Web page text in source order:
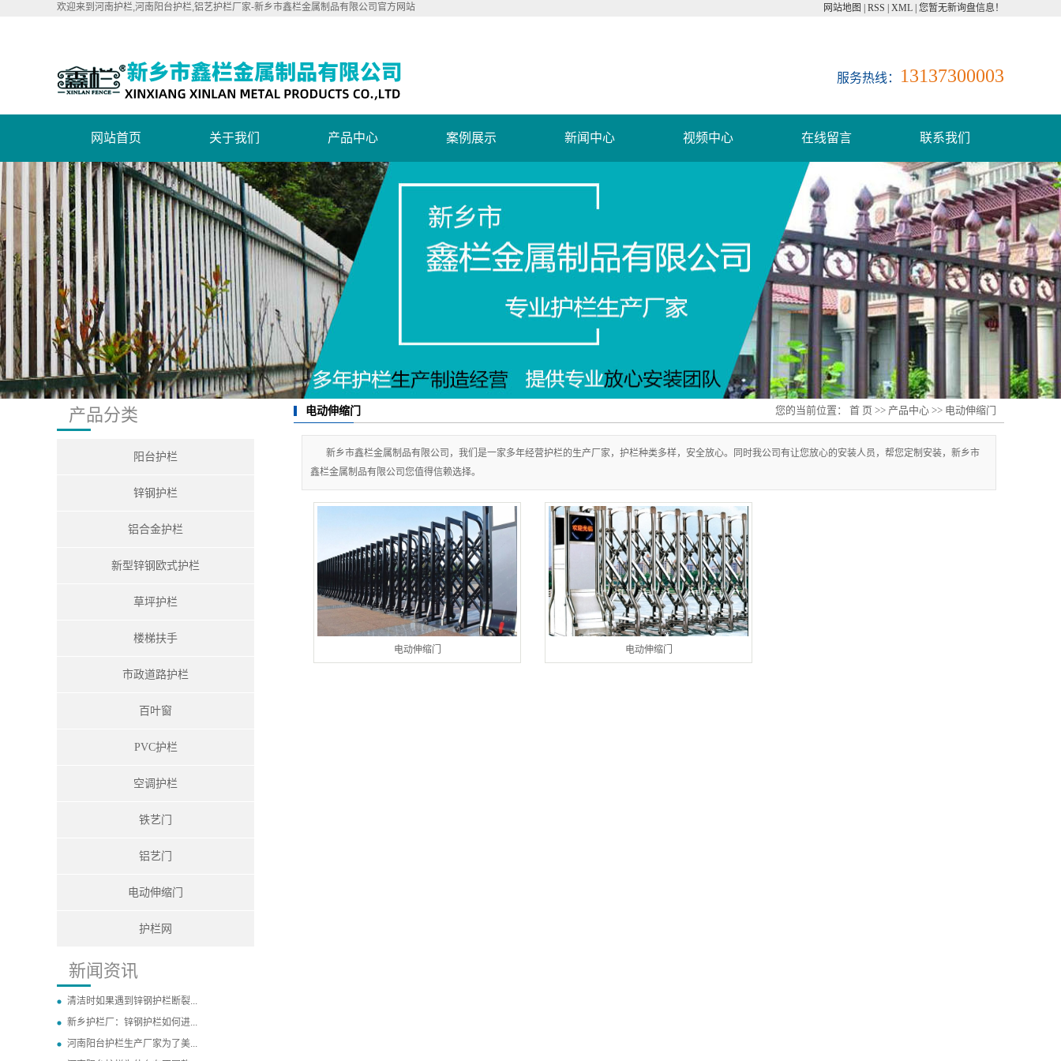
欢迎来到河南护栏,河南阳台护栏,铝艺护栏厂家-新乡市鑫栏金属制品有限公司官方网站 网站地图 RSS XML 您暂无新询盘信息！
服务热线： 13137300003
网站首页 关于我们
公司简介
联系我们
营业执照
产品中心
阳台护栏
锌钢护栏
铝合金护栏
新型锌钢欧式护栏
草坪护栏
百叶窗
PVC护栏
空调护栏
铁艺门
铝艺门
电动伸缩门
护栏网
案例展示 新闻中心
行业新闻
视频中心 在线留言 联系我们
产品分类
阳台护栏
锌钢护栏
铝合金护栏
新型锌钢欧式护栏
草坪护栏
楼梯扶手
市政道路护栏
百叶窗
PVC护栏
空调护栏
铁艺门
铝艺门
电动伸缩门
护栏网
新闻资讯
清洁时如果遇到锌钢护栏断裂...
新乡护栏厂：锌钢护栏如何进...
河南阳台护栏生产厂家为了美...
电动伸缩门 您的当前位置： 首 页 >> 产品中心 >> 电动伸缩门
新乡市鑫栏金属制品有限公司，我们是一家多年经营护栏的生产厂家，护栏种类多样，安全放心。同时我公司有让您放心的安装人员，帮您定制安装，新乡市
鑫栏金属制品有限公司您值得信赖选择。
电动伸缩门 电动伸缩门